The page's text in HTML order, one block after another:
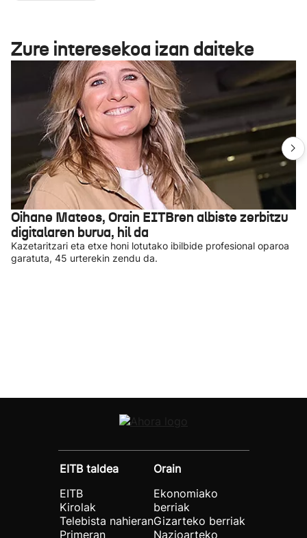
Zure interesekoa izan daiteke
Oihane Mateos, Orain EITBren albiste zerbitzu
digitalaren burua, hil da
Kazetaritzari eta etxe honi lotutako ibilbide profesional oparoa
garatuta, 45 urterekin zendu da.
EITB taldea
EITB
Kirolak
Telebista nahieran
Primeran
Orain
Ekonomiako
berriak
Gizarteko berriak
Nazioarteko